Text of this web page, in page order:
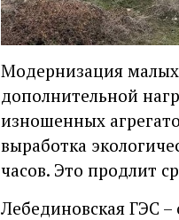
Модернизация малых
дополнительной
изношенных
выработка
часов. Это продлит
Лебединовская ГЭС –